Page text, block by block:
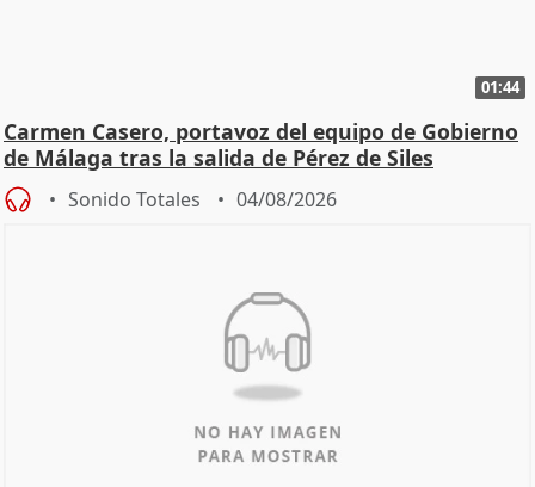
01:44
Carmen Casero, portavoz del equipo de Gobierno
de Málaga tras la salida de Pérez de Siles
Sonido Totales 04/08/2026